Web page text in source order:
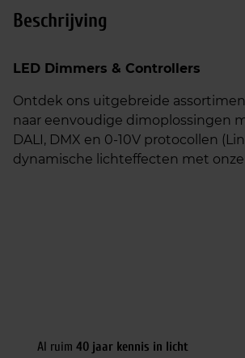
Beschrijving
LED Dimmers & Controllers
Ontdek ons uitgebreide
naar eenvoudige dimoplossingen
DALI, DMX en 0-10V protocollen
dynamische lichteffecten met
Al ruim 40 jaar kennis in licht